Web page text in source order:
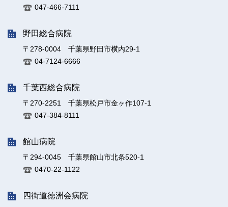
047-466-7111
野田総合病院
〒278-0004 千葉県野田市横内29-1
04-7124-6666
千葉西総合病院
〒270-2251 千葉県松戸市金ヶ作107-1
047-384-8111
館山病院
〒294-0045 千葉県館山市北条520-1
0470-22-1122
四街道徳洲会病院